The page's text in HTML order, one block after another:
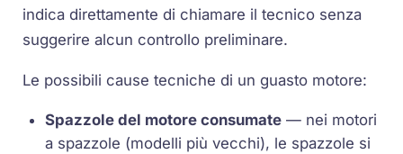
indica direttamente di chiamare il tecnico senza
suggerire alcun controllo preliminare.
Le possibili cause tecniche di un guasto motore:
Spazzole del motore consumate — nei motori
a spazzole (modelli più vecchi), le spazzole si